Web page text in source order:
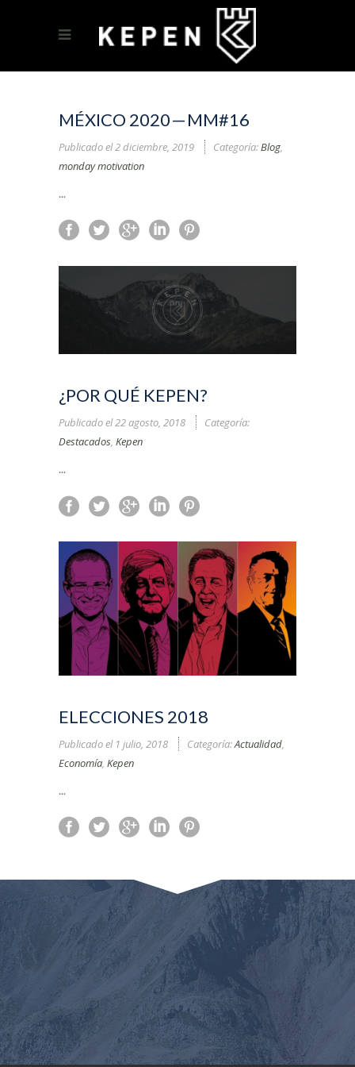
MÉXICO 2020 — MM#16
Publicado el2 diciembre, 2019 Categoría:Blog,
monday motivation
...
¿POR QUÉ KEPEN?
Publicado el22 agosto, 2018
Categoría:
Destacados, Kepen
...
ELECCIONES 2018
Publicado el1 julio, 2018 Categoría:Actualidad,
Economía, Kepen
...